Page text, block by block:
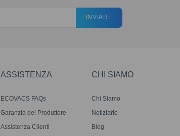
INVIARE
ASSISTENZA
ECOVACS FAQs
Garanzia del Produttore
Assistenza Clienti
CHI SIAMO
Chi Siamo
Notiziario
Blog